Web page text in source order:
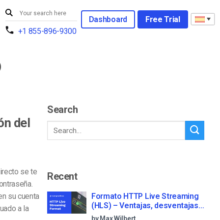
+1 855-896-9300
Dashboard Free Trial
del
se te
su cuenta
a la
Search
Recent
Formato HTTP Live Streaming
(HLS) – Ventajas, desventajas y
cómo funciona
by Max Wilbert